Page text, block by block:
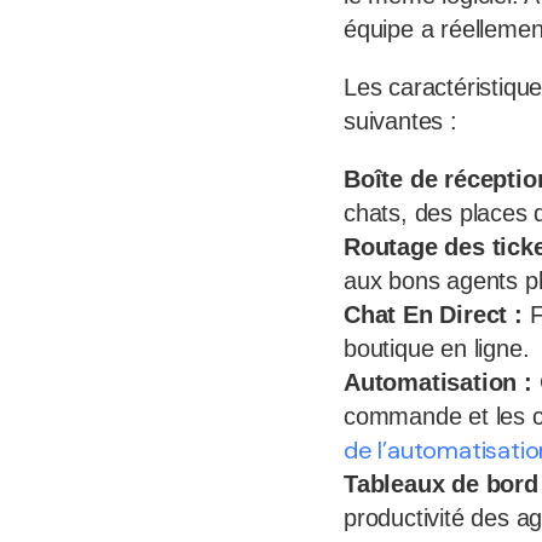
équipe a
Les
suivantes :
Boîte de
chats, des places
Routage des
aux bons agents
Chat En Direct :
boutique en ligne.
Automatisation :
commande et les
de
Tableaux de
productivité des